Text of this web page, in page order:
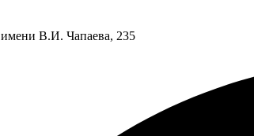
имени В.И. Чапаева, 235